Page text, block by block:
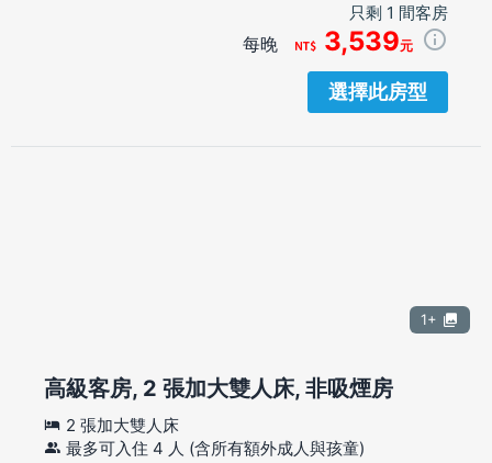
只剩 1 間客房
每晚 3,539元
選擇此房型
1+
高級客房, 2 張加大雙人床, 非吸煙房
2 張加大雙人床
最多可入住 4 人 (含所有額外成人與孩童)